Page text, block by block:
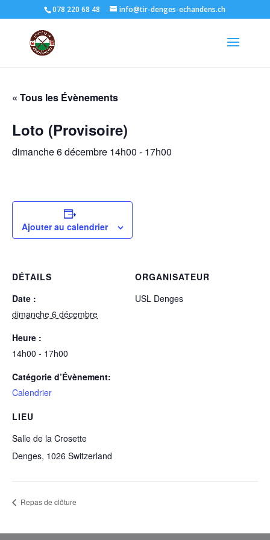
078 220 68 48 info@tir-denges-echandens.ch
« Tous les Évènements
Loto (Provisoire)
dimanche 6 décembre 14h00 - 17h00
Ajouter au calendrier
DÉTAILS
Date :
dimanche 6 décembre
Heure :
14h00 - 17h00
Catégorie d’Évènement:
Calendrier
LIEU
Salle de la Crosette
Denges, 1026 Switzerland
ORGANISATEUR
USL Denges
Repas de clôture